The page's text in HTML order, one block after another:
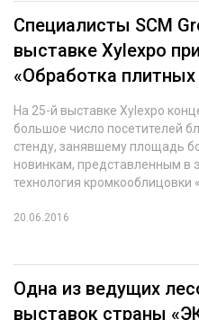
Специалисты SCM
выставке Xylexpo
«Обработка
На 25-й выставке Xylexpo
большое число посетителей
стенду, занявшему площадь
новинкам, представленным в
технология кромкооблицовки
20.06.2016
Одна из ведущих
выставок страны